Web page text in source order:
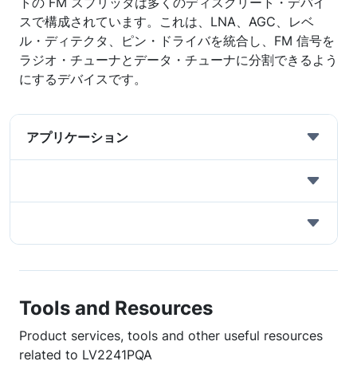
スで構成されています。これは、LNA、AGC、レベ
ル・ディテクタ、ピン・ドライバを統合し、FM 信号を
ラジオ・チューナとデータ・チューナに分割できるよう
にするデバイスです。
アプリケーション
Tools and Resources
Product services, tools and other useful resources
related to LV2241PQA